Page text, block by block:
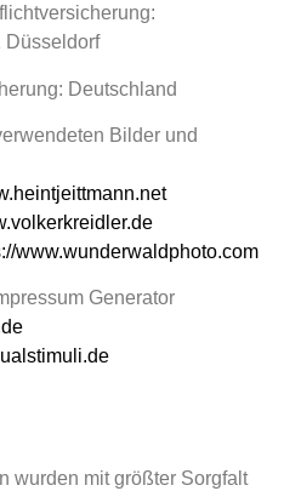
Düsseldorf
Deutschland
Bilder und
www.wunderwaldphoto.com
Generator
wurden mit größter Sorgfalt